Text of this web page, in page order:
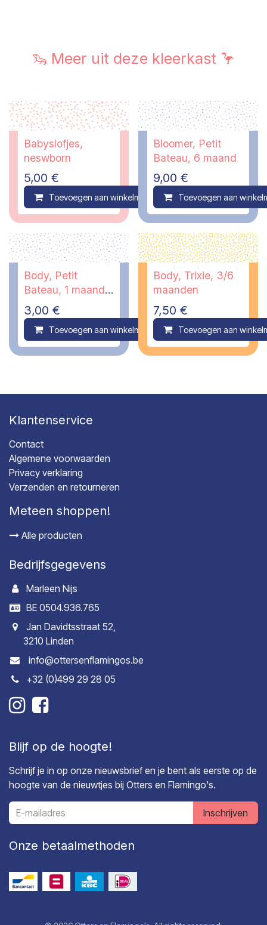
🦦 Meer uit deze kleerkast 🦩
Babyslofjes,
neswborn
5,00 €
Toevoegen aan winkelmandje Compare
Bloomer, Petit
Bateau, 6 maand
9,00 €
Toevoegen aan
Body, Petit
Bateau, 1 maand -
PI
3,00 €
Toevoegen aan winkelmandje Compare
Body, Trixie, 3/6
maanden
7,50 €
Toevoegen aan
Klantenservice
Contact
Algemene voorwaarden
Privacy verklaring
Verzenden en retourneren
Meteen shoppen!
Alle producten
Bedrijfsgegevens
Marleen Nijs
BE 0504.936.765
Jan Davidtsstraat 52,
3210 Linden
info@ottersenflamingos.be
+32 (0)499 29 28 05
Blijf op de hoogte!
Schrijf je in op onze nieuwsbrief en je bent als eerste op de
hoogte van de nieuwtjes bij Otters en Flamingo's.
Inschrijven
Onze betaalmethoden